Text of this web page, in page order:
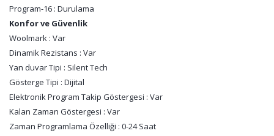
Program-16 : Durulama
Konfor ve Güvenlik
Woolmark : Var
Dinamik Rezistans : Var
Yan duvar Tipi : Silent Tech
Gösterge Tipi : Dijital
Elektronik Program Takip Göstergesi : Var
Kalan Zaman Göstergesi : Var
Zaman Programlama Özelliği : 0-24 Saat